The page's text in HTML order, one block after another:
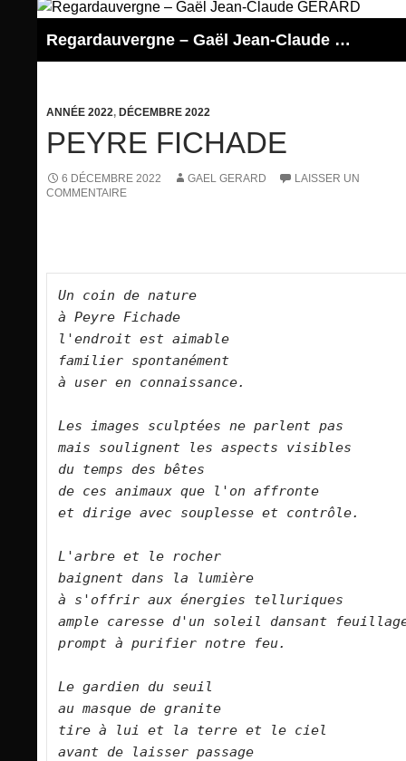
Regardauvergne – Gaël Jean-Claude GERARD
ANNÉE 2022, DÉCEMBRE 2022
PEYRE FICHADE
6 DÉCEMBRE 2022 GAEL GERARD
LAISSER UN
COMMENTAIRE
Un coin de nature
à Peyre Fichade
l'endroit est aimable
familier spontanément
à user en connaissance.
Les images sculptées ne parlent pas
mais soulignent les aspects visibles
du temps des bêtes
de ces animaux que l'on affronte
et dirige avec souplesse et
L'arbre et le rocher
baignent dans la lumière
à s'offrir aux énergies telluriques
ample caresse d'un soleil dansant
prompt à purifier notre feu.
Le gardien du seuil
au masque de granite
tire à lui et la terre et le ciel
avant de laisser passage